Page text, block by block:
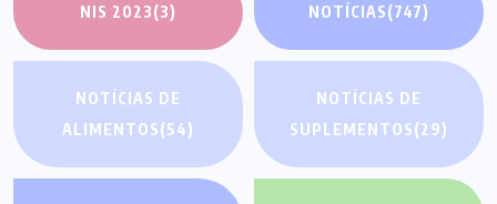
NIS 2023(3) NOTÍCIAS(747)
NOTÍCIAS DE
ALIMENTOS(54)
NOTÍCIAS DE
SUPLEMENTOS(29)